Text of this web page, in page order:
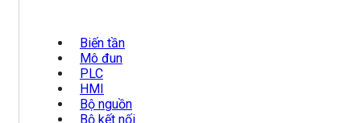
Biến tần
Mô đun
PLC
HMI
Bộ nguồn
Bộ kết nối